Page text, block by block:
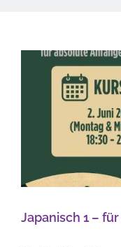
Japanisch 1 –